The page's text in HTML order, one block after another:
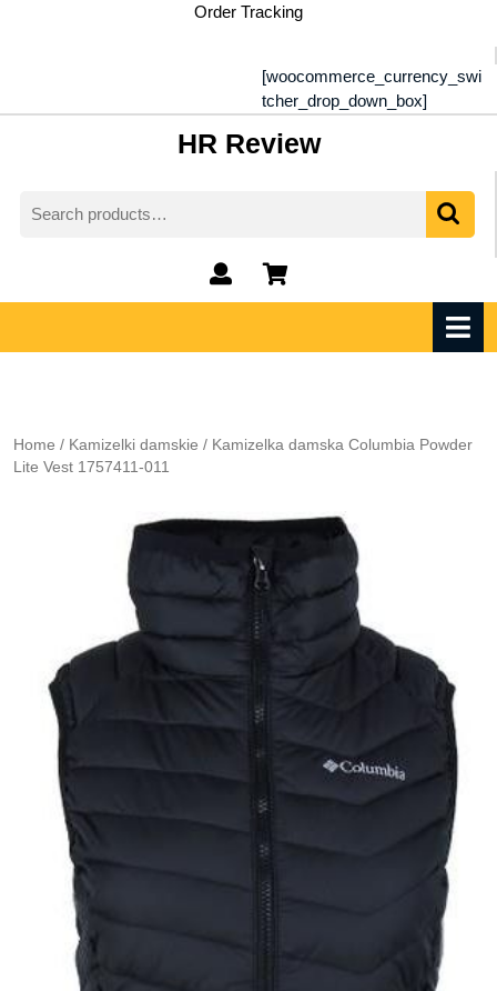
Order Tracking
[woocommerce_currency_swi
tcher_drop_down_box]
HR Review
for:
My
Account
shopping
cart
Home / Kamizelki damskie / Kamizelka damska Columbia Powder
Lite Vest 1757411-011